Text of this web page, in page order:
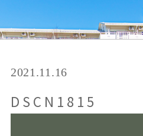
2021.11.16
DSCN1815